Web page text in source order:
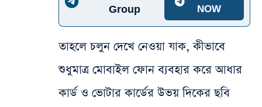
Group
NOW
তাহলে চলুন দেখে নেওয়া যাক, কীভাবে
শুধুমাত্র মোবাইল ফোন ব্যবহার করে আধার
কার্ড ও ভোটার কার্ডের উভয় দিকের ছবি